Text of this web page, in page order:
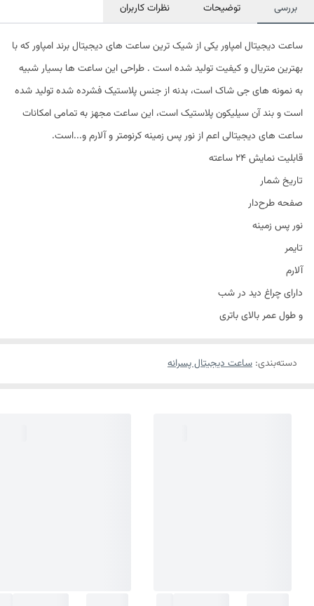
بررسی توضیحات نظرات کاربران
ساعت دیجیتال امپاور یکی از شیک ترین ساعت های دیجیتال برند امپاور که با
بهترین متریال و کیفیت تولید شده است . طراحی این ساعت ها بسیار شبیه
به نمونه های جی شاک است، بدنه از جنس پلاستیک فشرده شده تولید شده
است و بند آن سیلیکون پلاستیک است، این ساعت مجهز به تمامی امکانات
ساعت های دیجیتالی اعم از نور پس زمینه کرنومتر و آلارم و...است.
قابلیت نمایش 24 ساعته
تاریخ شمار
صفحه طرح‌دار
نور پس زمینه
تایمر
آلارم
دارای چراغ دید در شب
و طول عمر بالای باتری
دسته‌بندی: ساعت دیجیتال پسرانه